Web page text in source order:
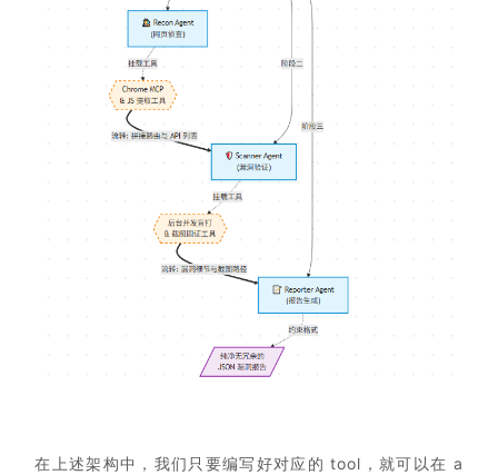
在上述架构中，我们只要编写好对应的 tool，就可以在 a